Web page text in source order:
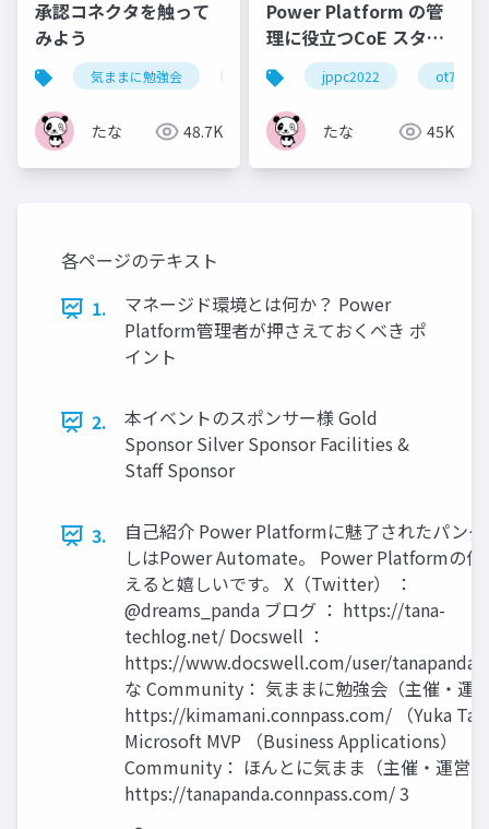
承認コネクタを触って
みよう
気ままに勉強会 powerautomate
たな 48.7K
Power Platform の管
理に役立つCoE スター
ター キットを触ってみ
た
jppc2022 ot7
たな 45K
各ページのテキスト
1.
マネージド環境とは何か？ Power
Platform管理者が押さえておくべき ポ
イント
2.
本イベントのスポンサー様 Gold
Sponsor Silver Sponsor Facilities &
Staff Sponsor
3.
自己紹介 Power Platformに魅了されたパン
しはPower Automate。 Power Platformの仲
えると嬉しいです。 X（Twitter） ：
@dreams_panda ブログ ： https://tana-
techlog.net/ Docswell ：
https://www.docswell.com/user/
な Community： 気ままに勉強会（主催・運
https://kimamani.connpass.com/ （Yuka
Microsoft MVP （Business Applications）
Community： ほんとに気まま（主催・運営
https://tanapanda.connpass.com/ 3